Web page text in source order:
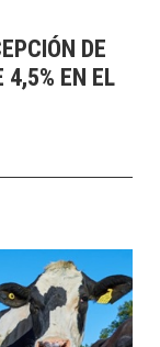
DE
4,5% EN EL